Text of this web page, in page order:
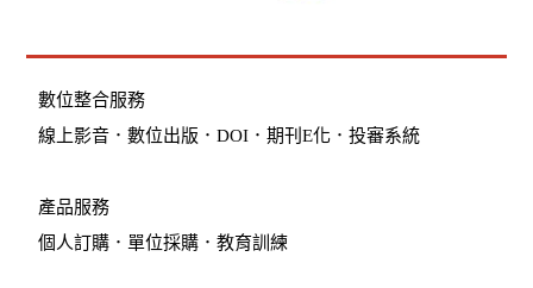
數位整合服務
線上影音 ．數位出版 ．DOI ．期刊E化 ．投審系統
產品服務
個人訂購 ． 單位採購 ．教育訓練